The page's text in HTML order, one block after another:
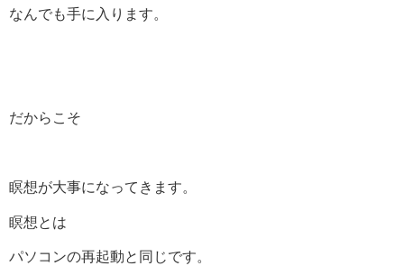
なんでも手に入ります。
だからこそ
瞑想が大事になってきます。
瞑想とは
パソコンの再起動と同じです。